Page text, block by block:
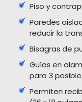
Piso y
Paredes
reducir la
Bisagras de
Guías en
para 3
Permiten